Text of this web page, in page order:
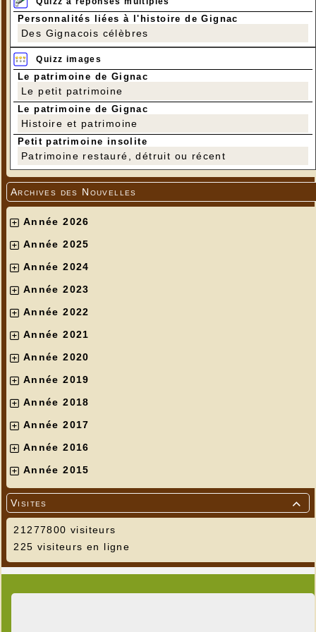
Personnalités liées à l'histoire de Gignac
Des Gignacois célèbres
Quizz images
Le patrimoine de Gignac
Le petit patrimoine
Le patrimoine de Gignac
Histoire et patrimoine
Petit patrimoine insolite
Patrimoine restauré, détruit ou récent
Archives des Nouvelles
Année 2026
Année 2025
Année 2024
Année 2023
Année 2022
Année 2021
Année 2020
Année 2019
Année 2018
Année 2017
Année 2016
Année 2015

Visites
21277800 visiteurs
225 visiteurs en ligne